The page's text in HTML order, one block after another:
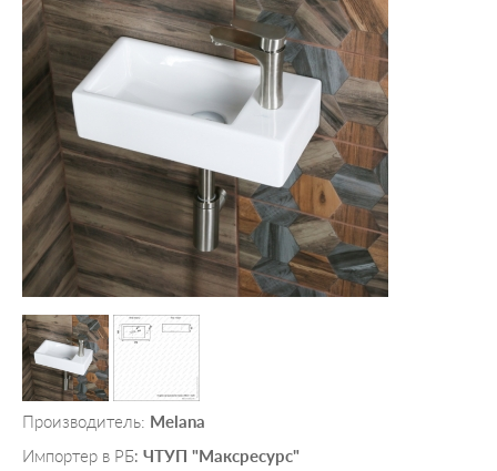
Производитель: Melana
Импортер в РБ: ЧТУП "Максресурс"